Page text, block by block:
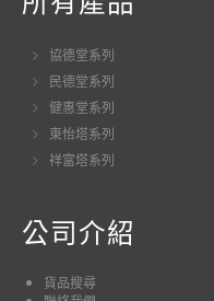
協德堂系列
民德堂系列
健惠堂系列
東怡塔系列
祥富塔系列
公司介紹
貨品搜尋